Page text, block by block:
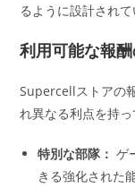
るように設計されて
利用可能な報
Supercellストアの
れ異なる利点を持
特別な部隊： ゲ
きる強化された